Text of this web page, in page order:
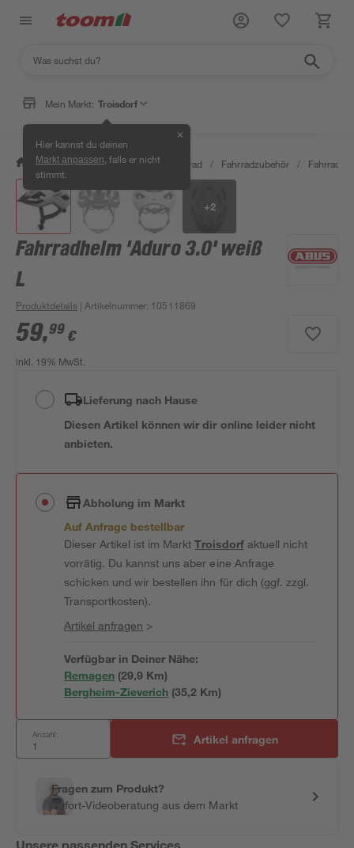
Mein Markt: Troisdorf
Hier kannst du deinen
Markt anpassen , falls er nicht
stimmt.
✕
/ Garten & Freizeit / Auto & Fahrrad / Fahrradzubehör /
+2
Fahrradhelm 'Aduro 3.0' weiß
L
Produktdetails | Artikelnummer: 10511869
59,99 €
inkl. 19% MwSt.
Lieferung nach Hause
Diesen Artikel können wir dir online leider nicht
anbieten.
Abholung im Markt
Auf Anfrage bestellbar
Dieser Artikel ist im MarktTroisdorfaktuell nicht
vorrätig. Du kannst uns aber eine Anfrage
schicken und wir bestellen ihn für dich (ggf. zzgl.
Transportkosten).
Artikel anfragen >
Verfügbar in Deiner Nähe:
Remagen (29,9 Km)
Bergheim-Zieverich (35,2 Km)
Anzahl: Artikel anfragen
Fragen zum Produkt?
Sofort-Videoberatung aus dem Markt
Unsere passenden Services